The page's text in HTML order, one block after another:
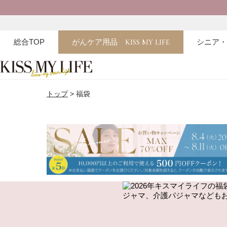
総合TOP がんケア用品 KISS MY LIFE シニア
トップ 福袋